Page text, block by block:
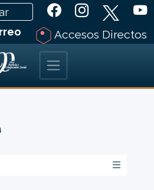
Accesos Directos